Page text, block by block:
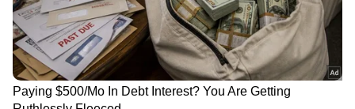
സ്വന്തമാക്കിയതാണ്, ചാണ്ടി ഉമ്മനും
മന്ത്രിസ്ഥാനം ഉറപ്പിച്ച നേതാക്കളുടെ ലിസ്റ്റിൽ
ഉൾപ്പെടാൻ കാരണം.